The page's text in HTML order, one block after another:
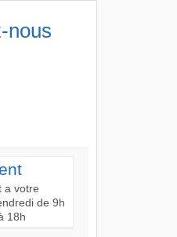
nous
a votre
de 9h
18h